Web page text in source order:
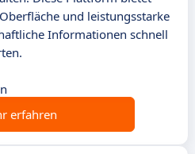
und leistungsstarke
Informationen schnell
erfahren